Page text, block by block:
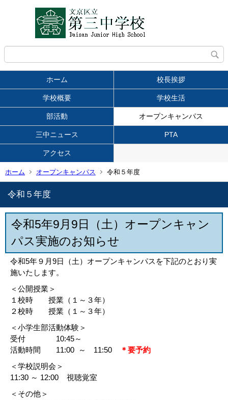
ホーム 校長挨拶
学校概要 学校生活
部活動 オープンキャンパス
三中ニュース PTA
アクセス
ホーム オープンキャンパス 令和５年度
令和５年度
令和5年9月9日（土）オープンキャン
パス実施のお知らせ
令和5年９月9日（土）オープンキャンパスを下記のとおり実
施いたします。
＜公開授業＞
１校時 授業（１～３年）
２校時 授業（１～３年）
＜小学生部活動体験＞
受付 10:45～
活動時間 11:00 ～ 11:50
＊要予約
＜学校説明会＞
11:30 ～ 12:00 視聴覚室
＜その他＞